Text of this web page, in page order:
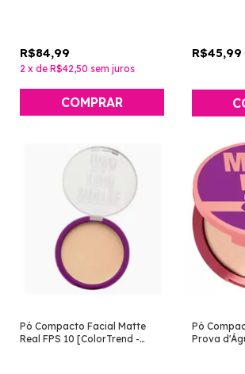
R$84,99
2 x de R$42,50 sem juros
COMPRAR
R$45,99
Pó Compacto Facial Matte
Real FPS 10 [ColorTrend -
Pó
Prova